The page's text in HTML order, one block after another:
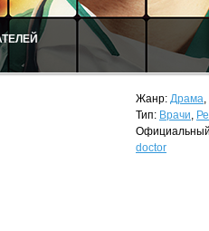
Жанр: Драма,
Тип: Врачи,
doctor